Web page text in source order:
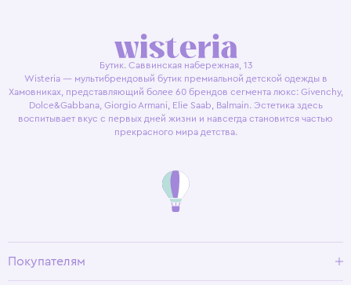
Бутик. Саввинская набережная, 13
Wisteria — мультибрендовый бутик премиальной детской одежды в
Хамовниках, представляющий более 60 брендов сегмента люкс: Givenchy,
Dolce&Gabbana, Giorgio Armani, Elie Saab, Balmain. Эстетика здесь
воспитывает вкус с первых дней жизни и навсегда становится частью
прекрасного мира детства.
Покупателям